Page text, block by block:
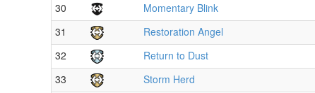
30
Momentary Blink
31
Restoration Angel
32
Return to Dust
33
Storm Herd